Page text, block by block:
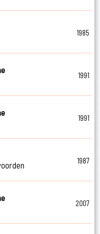
1985
1991
1991
1987
2007